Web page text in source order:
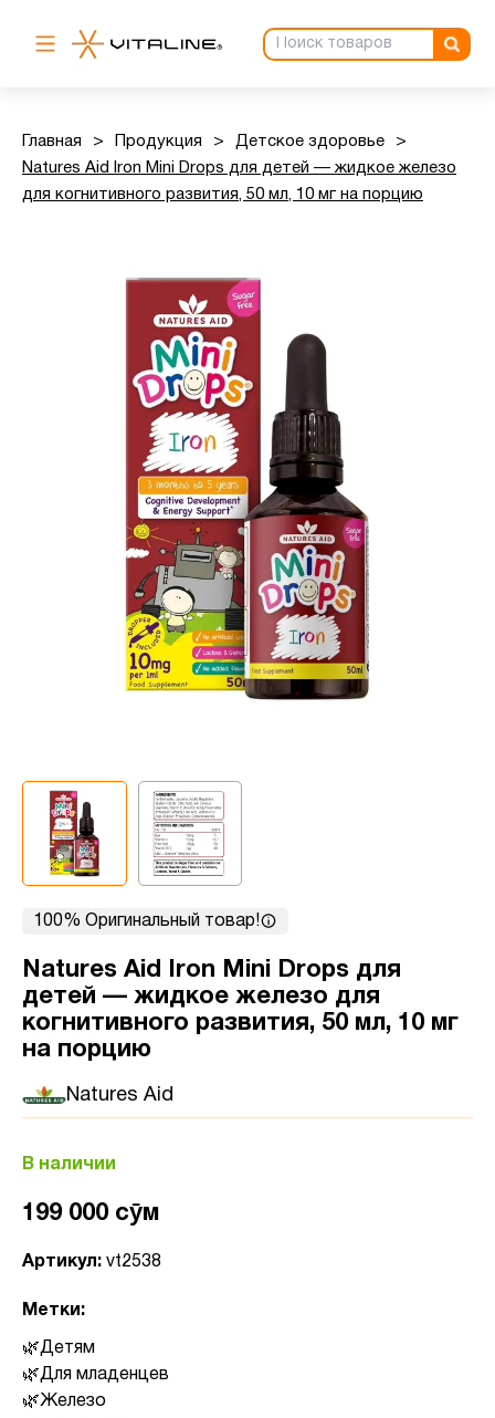
Главная > Продукция > Детское здоровье
>
Natures Aid Iron Mini Drops для детей — жидкое железо
для когнитивного развития, 50 мл, 10 мг на порцию
100% Оригинальный товар!
Natures Aid Iron Mini Drops для
детей — жидкое железо для
когнитивного развития, 50 мл, 10 мг
на порцию
Natures Aid
В наличии
199 000 сӯм
Артикул: vt2538
Метки:
Детям
Для младенцев
Железо